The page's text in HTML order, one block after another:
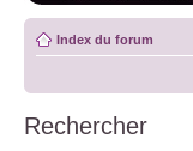
Index du forum
Rechercher